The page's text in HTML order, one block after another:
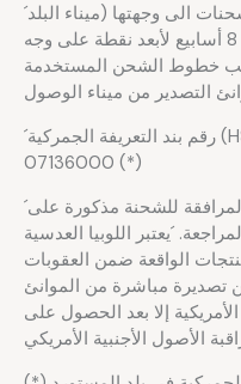
´الوقت المتوقع لوصول الشحنات الى وجهتها (ميناء البلد
المستورد) يتراوح بين إسبوع الى 8 أسابيع لأبعد نقطة على وجه
خطوط الشحن المستخدمة
´رقم بند التعريفة الجمركية (HS code) للوبيا العدسية هو
07136000 (*)
´شروط الدفع و السداد و المستندات المرافقة للشحنة مذكورة على
´يعتبر اللوبيا العدسية
الواقعة ضمن العقوبات
تصديرة مباشرة من الموانئ
إلا بعد الحصول على